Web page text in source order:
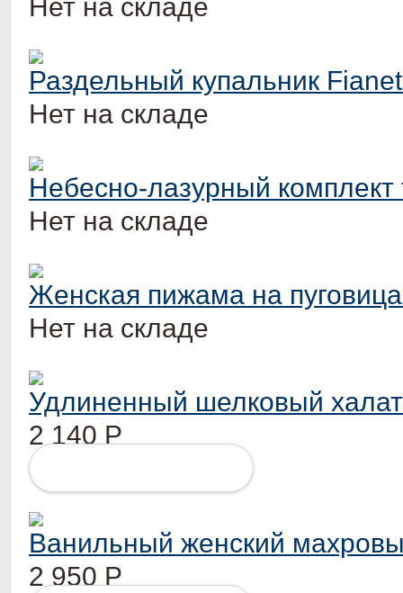
Нет на складе
Раздельный купальник
Нет на складе
Небесно-лазурный комплект
Нет на складе
Женская пижама на
Нет на складе
Удлиненный шелковый
2 140 Р
Ванильный женский
2 950 Р